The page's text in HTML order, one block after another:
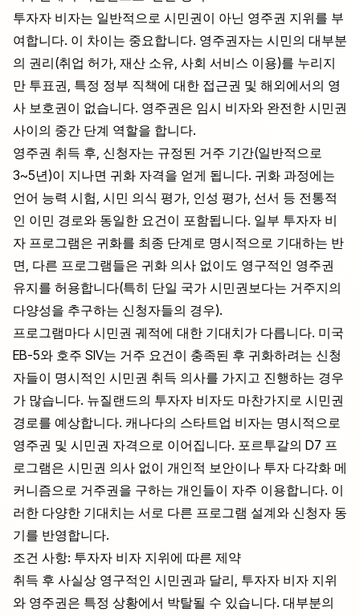
투자자 비자는 일반적으로 시민권이 아닌 영주권 지위를 부
여합니다. 이 차이는 중요합니다. 영주권자는 시민의 대부분
의 권리(취업 허가, 재산 소유, 사회 서비스 이용)를 누리지
만 투표권, 특정 정부 직책에 대한 접근권 및 해외에서의 영
사 보호권이 없습니다. 영주권은 임시 비자와 완전한 시민권
사이의 중간 단계 역할을 합니다.
영주권 취득 후, 신청자는 규정된 거주 기간(일반적으로
3~5년)이 지나면 귀화 자격을 얻게 됩니다. 귀화 과정에는
언어 능력 시험, 시민 의식 평가, 인성 평가, 선서 등 전통적
인 이민 경로와 동일한 요건이 포함됩니다. 일부 투자자 비
자 프로그램은 귀화를 최종 단계로 명시적으로 기대하는 반
면, 다른 프로그램들은 귀화 의사 없이도 영구적인 영주권
유지를 허용합니다(특히 단일 국가 시민권보다는 거주지의
다양성을 추구하는 신청자들의 경우).
프로그램마다 시민권 궤적에 대한 기대치가 다릅니다. 미국
EB-5와 호주 SIV는 거주 요건이 충족된 후 귀화하려는 신청
자들이 명시적인 시민권 취득 의사를 가지고 진행하는 경우
가 많습니다. 뉴질랜드의 투자자 비자도 마찬가지로 시민권
경로를 예상합니다. 캐나다의 스타트업 비자는 명시적으로
영주권 및 시민권 자격으로 이어집니다. 포르투갈의 D7 프
로그램은 시민권 의사 없이 개인적 보안이나 투자 다각화 메
커니즘으로 거주권을 구하는 개인들이 자주 이용합니다. 이
러한 다양한 기대치는 서로 다른 프로그램 설계와 신청자 동
기를 반영합니다.
조건 사항: 투자자 비자 지위에 따른 제약
취득 후 사실상 영구적인 시민권과 달리, 투자자 비자 지위
와 영주권은 특정 상황에서 박탈될 수 있습니다. 대부분의